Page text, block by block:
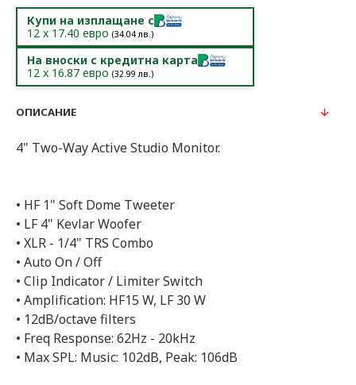
Купи на изплащане с
12 x 17.40 евро (34.04лв.)
На вноски с кредитна карта
12 x 16.87 евро (32.99 лв.)
ОПИСАНИЕ
4" Two-Way Active Studio Monitor.
• HF 1" Soft Dome Tweeter
• LF 4" Kevlar Woofer
• XLR - 1/4" TRS Combo
• Auto On / Off
• Clip Indicator / Limiter Switch
• Amplification: HF15 W, LF 30 W
• 12dB/octave filters
• Freq Response: 62Hz - 20kHz
• Max SPL: Music: 102dB, Peak: 106dB